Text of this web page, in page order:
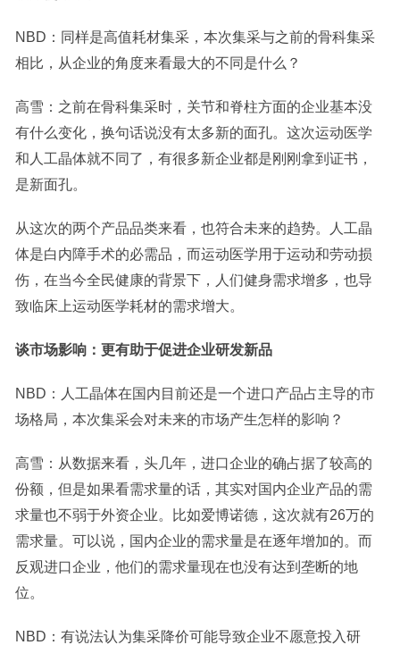
NBD：同样是高值耗材集采，本次集采与之前的骨科集采
相比，从企业的角度来看最大的不同是什么？
高雪：之前在骨科集采时，关节和脊柱方面的企业基本没
有什么变化，换句话说没有太多新的面孔。这次运动医学
和人工晶体就不同了，有很多新企业都是刚刚拿到证书，
是新面孔。
从这次的两个产品品类来看，也符合未来的趋势。人工晶
体是白内障手术的必需品，而运动医学用于运动和劳动损
伤，在当今全民健康的背景下，人们健身需求增多，也导
致临床上运动医学耗材的需求增大。
谈市场影响：更有助于促进企业研发新品
NBD：人工晶体在国内目前还是一个进口产品占主导的市
场格局，本次集采会对未来的市场产生怎样的影响？
高雪：从数据来看，头几年，进口企业的确占据了较高的
份额，但是如果看需求量的话，其实对国内企业产品的需
求量也不弱于外资企业。比如爱博诺德，这次就有26万的
需求量。可以说，国内企业的需求量是在逐年增加的。而
反观进口企业，他们的需求量现在也没有达到垄断的地
位。
NBD：有说法认为集采降价可能导致企业不愿意投入研